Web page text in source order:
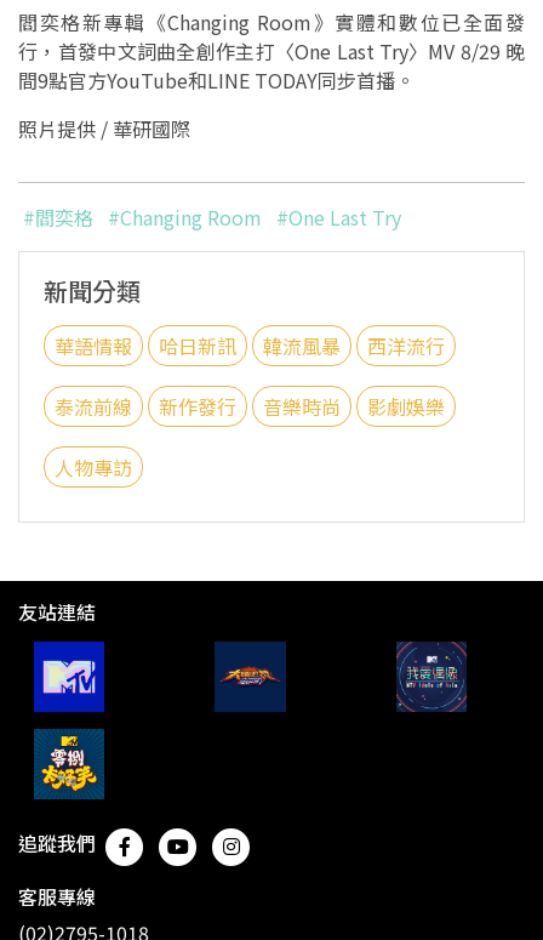
閻奕格新專輯《Changing Room》實體和數位已全面發
行，首發中文詞曲全創作主打〈One Last Try〉MV 8/29 晚
間9點官方YouTube和LINE TODAY同步首播。
照片提供 / 華研國際
#閻奕格 #Changing Room #One Last Try
新聞分類
華語情報 哈日新訊 韓流風暴 西洋流行
泰流前線 新作發行 音樂時尚 影劇娛樂
人物專訪
友站連結
追蹤我們
客服專線
(02)2795-1018